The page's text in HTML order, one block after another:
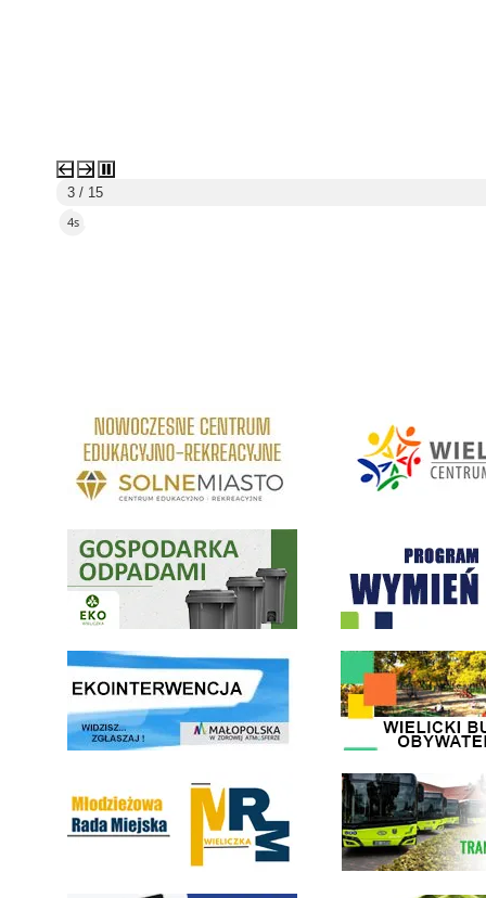
3 / 15
2s
link do strony Centrum Edukacyjno Rekreacyjne
Gospodarka odpadami na terenie Miasta i Gminy WieliczkaProgram "Czyste Powietrze"
link do strony ekointerwencja dot.- powietrza link do strony - Wielicki
link do strony Wielickiej